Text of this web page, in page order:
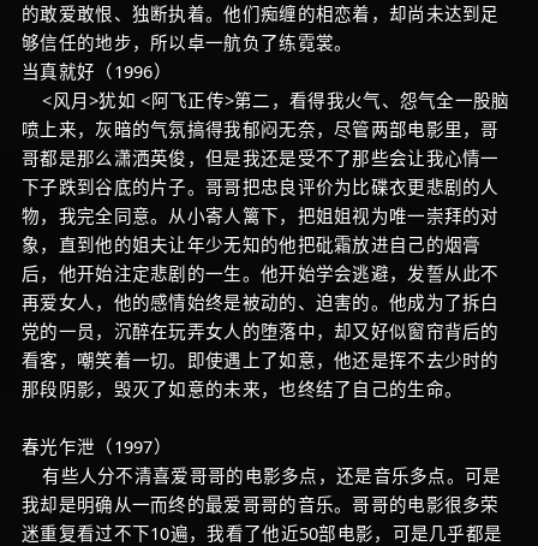
的敢爱敢恨、独断执着。他们痴缠的相恋着，却尚未达到足
够信任的地步，所以卓一航负了练霓裳。
当真就好（1996）
<风月>犹如 <阿飞正传>第二，看得我火气、怨气全一股脑
喷上来，灰暗的气氛搞得我郁闷无奈，尽管两部电影里，哥
哥都是那么潇洒英俊，但是我还是受不了那些会让我心情一
下子跌到谷底的片子。哥哥把忠良评价为比碟衣更悲剧的人
物，我完全同意。从小寄人篱下，把姐姐视为唯一崇拜的对
象，直到他的姐夫让年少无知的他把砒霜放进自己的烟膏
后，他开始注定悲剧的一生。他开始学会逃避，发誓从此不
再爱女人，他的感情始终是被动的、迫害的。他成为了拆白
党的一员，沉醉在玩弄女人的堕落中，却又好似窗帘背后的
看客，嘲笑着一切。即使遇上了如意，他还是挥不去少时的
那段阴影，毁灭了如意的未来，也终结了自己的生命。
春光乍泄（1997）
有些人分不清喜爱哥哥的电影多点，还是音乐多点。可是
我却是明确从一而终的最爱哥哥的音乐。哥哥的电影很多荣
迷重复看过不下10遍，我看了他近50部电影，可是几乎都是